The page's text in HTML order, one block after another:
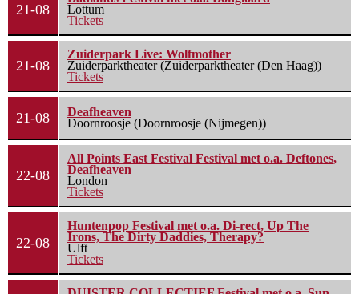
21-08
Lottum
Tickets
21-08
Zuiderpark Live: Wolfmother
Zuiderparktheater (Zuiderparktheater (Den Haag))
Tickets
21-08
Deafheaven
Doornroosje (Doornroosje (Nijmegen))
22-08
All Points East Festival Festival met o.a. Deftones,
Deafheaven
London
Tickets
22-08
Huntenpop Festival met o.a. Di-rect, Up The
Irons, The Dirty Daddies, Therapy?
Ulft
Tickets